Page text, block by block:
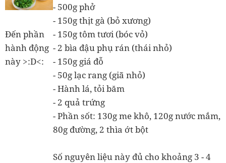
Đến phần
hành động
này >:D<:
- 500g phở
- 150g thịt gà (bỏ xương)
- 150g tôm tươi (bóc vỏ)
- 2 bìa đậu phụ rán (thái nhỏ)
- 150g giá đỗ
- 50g lạc rang (giã nhỏ)
- Hành lá, tỏi băm
- 2 quả trứng
- Phần sốt: 130g me khô, 120g nước mắm,
80g đường, 2 thìa ớt bột
Số nguyên liệu này đủ cho khoảng 3 - 4